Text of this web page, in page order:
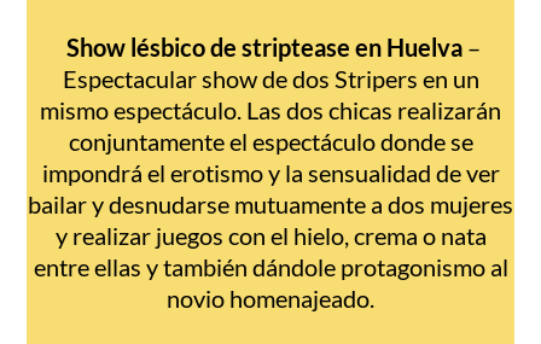
Show lésbico de striptease en Huelva –
Espectacular show de dos Stripers en un
mismo espectáculo. Las dos chicas realizarán
conjuntamente el espectáculo donde se
impondrá el erotismo y la sensualidad de ver
bailar y desnudarse mutuamente a dos mujeres
y realizar juegos con el hielo, crema o nata
entre ellas y también dándole protagonismo al
novio homenajeado.